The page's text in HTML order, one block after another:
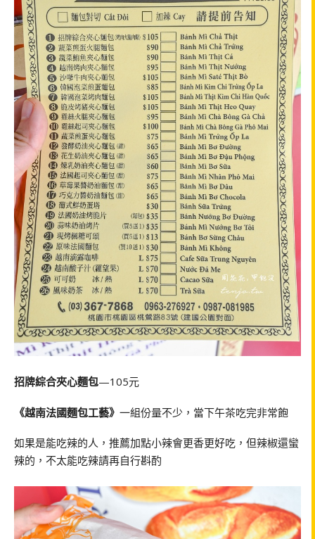
招牌綜合夾心麵包—105元
《越南法國麵包工藝》 一組份量不少，當下午茶吃完非常飽
如果是能吃辣的人，推薦加點小辣會更香更好吃，但辣椒還蠻
辣的，不太能吃辣請再自行斟酌